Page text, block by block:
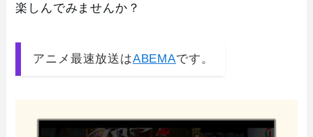
楽しんでみませんか？
アニメ最速放送はABEMAです。